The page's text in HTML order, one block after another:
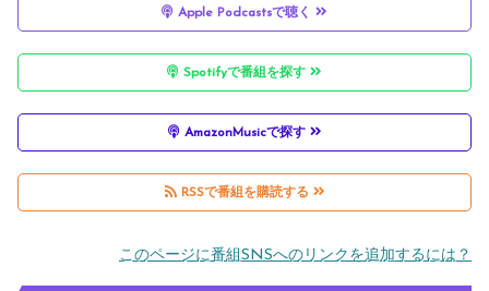
Apple Podcastsで聴く
Spotifyで番組を探す
AmazonMusicで探す
RSSで番組を購読する
このページに番組SNSへのリンクを追加するには？